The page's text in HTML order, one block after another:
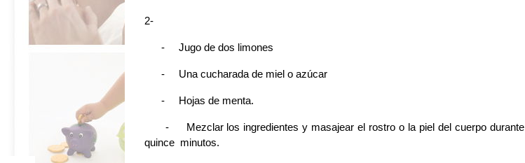
2-
- Jugo de dos limones
- Una cucharada de miel o azúcar
- Hojas de menta.
- Mezclar los ingredientes y masajear el rostro o la piel del cuerpo durante
quince minutos.